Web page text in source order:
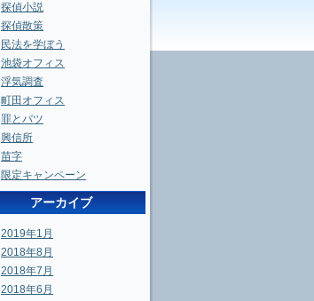
探偵小説
探偵散策
民法を学ぼう
池袋オフィス
浮気調査
町田オフィス
罪とバツ
興信所
苗字
限定キャンペーン
アーカイブ
2019年1月
2018年8月
2018年7月
2018年6月